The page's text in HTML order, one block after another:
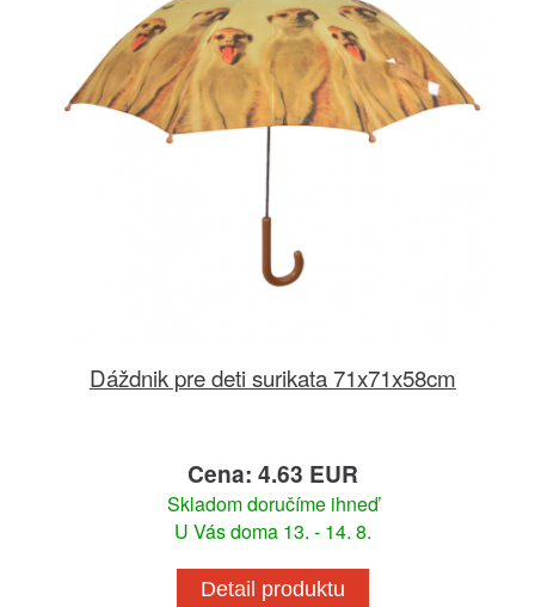
Dáždnik pre deti surikata 71x71x58cm
Cena: 4.63 EUR
Skladom doručíme ihneď
U Vás doma 13. - 14. 8.
Detail produktu